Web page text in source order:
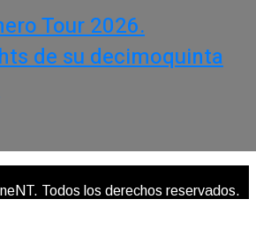
Tour 2026.
de su decimoquinta
Todos los derechos reservados.